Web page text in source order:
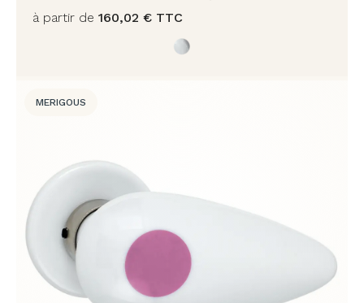
à partir de 160,02 € TTC
MERIGOUS